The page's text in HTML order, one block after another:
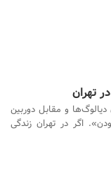
تهران
و مقابل دوربین
اگر در تهران زندگی